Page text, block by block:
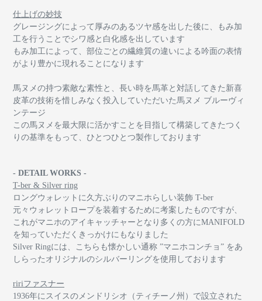
仕上げの妙技
グレージングによって厚みのあるツヤ感を出した後に、もみ加
工を行うことでシワ感と白化感を出しています
もみ加工によって、部位ごとの繊維質の違いによる吟面の表情
がより豊かに現れることになります
馬ヌメの持つ素敵な素性と、長い時を馬革と対話してきた新喜
皮革の技術を惜しみなく投入していただいた馬ヌメ ブルーヴィ
ンテージ
この馬ヌメを最大限に活かすことを目指して構築してきたつく
りの基準をもって、ひとつひとつ製作しております
- DETAIL WORKS -
T-ber & Silver ring
ロングウォレットに久方ぶりのマニホらしい装飾 T-ber
元々ウォレットロープを装着するために考案したものですが、
これがマニホのアイキャッチャーとなり多くの方にMANIFOLD
を知っていただくきっかけにもなりました
Silver Ringには、こちらも懐かしい通称 ”マニホコンチョ” をあ
しらったオリジナルのシルバーリングを使用しております
ririファスナー
1936年にスイスのメンドリシオ（ティチーノ州）で設立された